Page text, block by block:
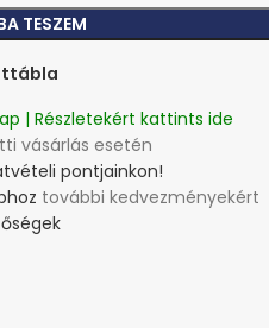
TESZEM
| Részletekért kattints ide
vásárlás esetén
pontjainkon!
további kedvezményekért